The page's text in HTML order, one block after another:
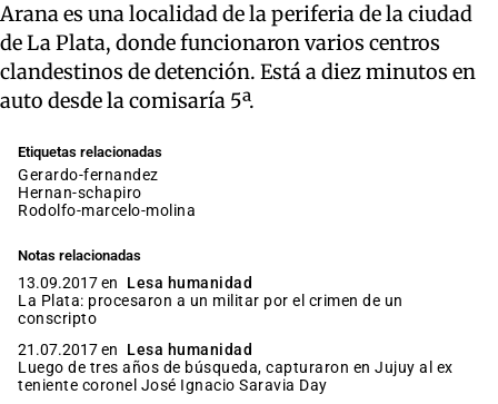
Arana es una localidad de la periferia de la ciudad
de La Plata, donde funcionaron varios centros
clandestinos de detención. Está a diez minutos en
auto desde la comisaría 5ª.
Etiquetas relacionadas
gerardo-fernandez
hernan-schapiro
rodolfo-marcelo-molina
Notas relacionadas
13.09.2017 en
Lesa humanidad
La Plata: procesaron a un militar por el crimen de un
conscripto
21.07.2017 en
Lesa humanidad
Luego de tres años de búsqueda, capturaron en Jujuy al ex
teniente coronel José Ignacio Saravia Day